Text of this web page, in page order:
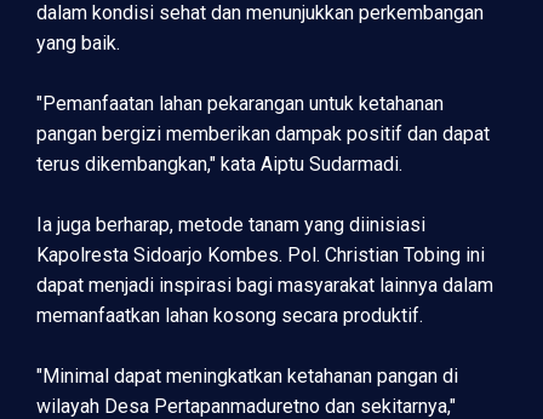
dalam kondisi sehat dan menunjukkan perkembangan
yang baik.
"Pemanfaatan lahan pekarangan untuk ketahanan
pangan bergizi memberikan dampak positif dan dapat
terus dikembangkan," kata Aiptu Sudarmadi.
Ia juga berharap, metode tanam yang diinisiasi
Kapolresta Sidoarjo Kombes. Pol. Christian Tobing ini
dapat menjadi inspirasi bagi masyarakat lainnya dalam
memanfaatkan lahan kosong secara produktif.
"Minimal dapat meningkatkan ketahanan pangan di
wilayah Desa Pertapanmaduretno dan sekitarnya,"